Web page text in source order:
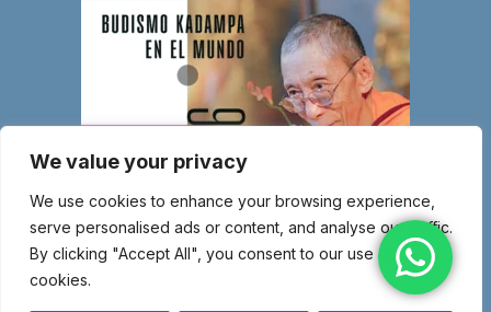
We value your privacy
We use cookies to enhance your browsing experience,
serve personalised ads or content, and analyse our traffic.
By clicking "Accept All", you consent to our use of
cookies.
© Copyright 2026 Entidad religiosa inscrita en el Ministerio de Justicia